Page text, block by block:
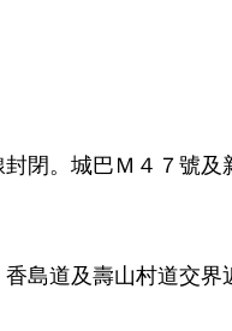
閉。城巴Ｍ４７號
島道及壽山村道交界